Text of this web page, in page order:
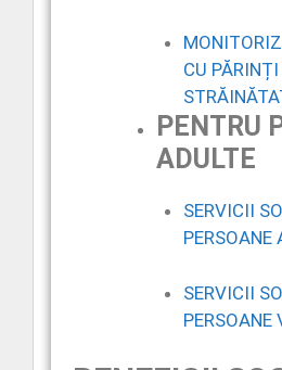
CU
PENTRU
ADULTE
SERVICII
PERSOANE
SERVICII
PERSOANE